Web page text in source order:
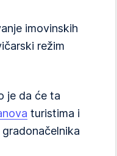
imovinskih
režim
je da će ta
turistima i